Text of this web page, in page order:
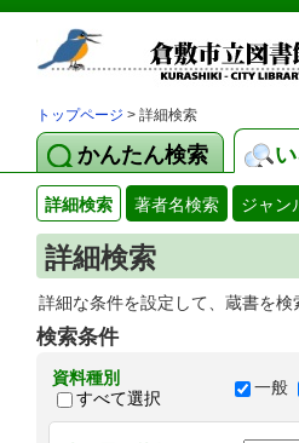
トップページ > 詳細検索
かんたん検索
詳細検索 著者名検索 ジャン
詳細検索
詳細な条件を設定して、蔵書を検
検索条件
資料種別
すべて選択
一般